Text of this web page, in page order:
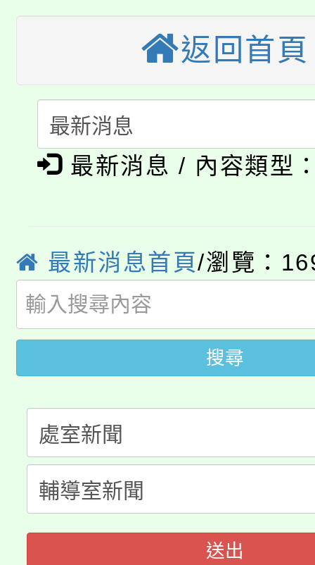
車」活動
桃園市115學年度學生
生本土語及新住民語歌
公告本校115學年度第
代理(課)教師甄選結果(
公告本校115學年度第
代理(課)教師甄選結果(
轉知中國文化大學推廣
《TA101》溝通分析基
系所師生報名參加。
淨零綠生活教案入校路
學籍身 分審查程序及
版
淨零綠領人才培育課程
公告本校115學年度第
代理(課)教師甄選結果(
「2026金融保險知識
車」活動
桃園市115學年度學生
生本土語及新住民語歌
公告本校115學年度第
代理(課)教師甄選結果(
公告本校115學年度第
代理(課)教師甄選結果(
轉知中國文化大學推廣
《TA101》溝通分析基
程，歡迎學生輔導中心
返回首頁
最新消息 / 內容類型
最新消息首頁/瀏覽：
搜尋
送出